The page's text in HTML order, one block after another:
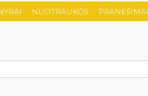
NUOTRAUKOS PRANEŠIMAI